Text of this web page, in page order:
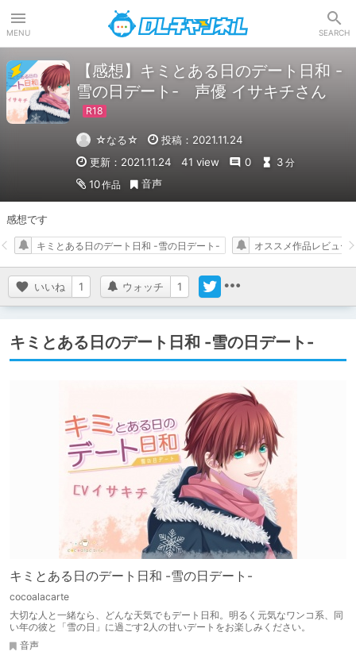
MENU SEARCH
【感想】キミとある日のデート日和 -
雪の日デート- 声優 イサキチさん
☆なる☆
投稿：2021.11.24
更新：2021.11.24
41 view 0 3 分
10作品 音声
感想です
いいね 1 ウォッチ 1
キミとある日のデート日和 -雪の日デート- オススメ作品レビュー
キミとある日のデート日和 -雪の日デート-
キミとある日のデート日和 -雪の日デート-
cocoalacarte
大切な人と一緒なら、どんな天気でもデート日和。明るく元気なワンコ系、同
い年の彼と「雪の日」に過ごす2人の甘いデートをお楽しみください。
音声